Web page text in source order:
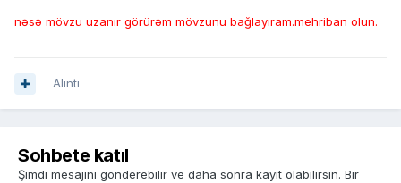
nəsə mövzu uzanır görürəm mövzunu bağlayıram.mehriban olun.
Alıntı
Sohbete katıl
Şimdi mesajını gönderebilir ve daha sonra kayıt olabilirsin. Bir